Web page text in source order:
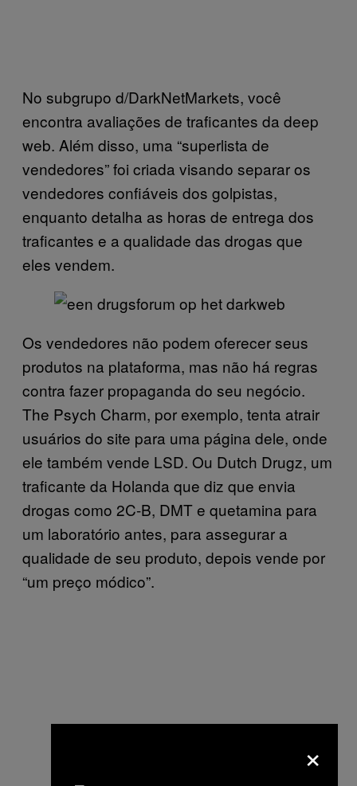
No subgrupo d/DarkNetMarkets, você
encontra avaliações de traficantes da deep
web. Além disso, uma “superlista de
vendedores” foi criada visando separar os
vendedores confiáveis dos golpistas,
enquanto detalha as horas de entrega dos
traficantes e a qualidade das drogas que
eles vendem.
Os vendedores não podem oferecer seus
produtos na plataforma, mas não há regras
contra fazer propaganda do seu negócio.
The Psych Charm, por exemplo, tenta atrair
usuários do site para uma página dele, onde
ele também vende LSD. Ou Dutch Drugz, um
traficante da Holanda que diz que envia
drogas como 2C-B, DMT e quetamina para
um laboratório antes, para assegurar a
qualidade de seu produto, depois vende por
“um preço módico”.
×